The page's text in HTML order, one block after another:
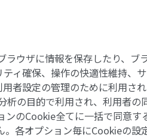
常生活の工夫 支援制度・サービ
ウザに情報を保存したり、
ィ確保、操作の快適性維持
者設定の管理のために利用さ
の目的で利用され、利用者
のCookie全てに一括で同意
各オプション毎にCookieの